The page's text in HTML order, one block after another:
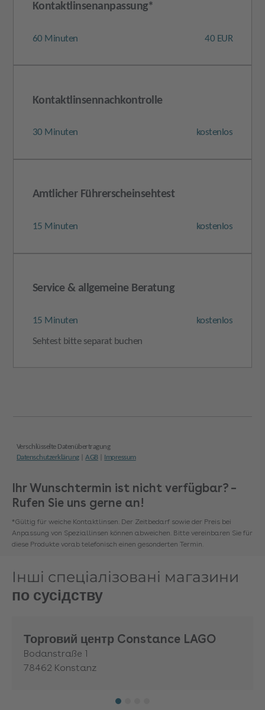
Ihr Wunschtermin ist nicht verfügbar? –
Rufen Sie uns gerne an!
*Gültig für weiche Kontaktlinsen. Der Zeitbedarf sowie der Preis bei
Anpassung von Speziallinsen können abweichen. Bitte vereinbaren Sie für
diese Produkte vorab telefonisch einen gesonderten Termin.
Інші спеціалізовані магазини
по сусідству
Торговий центр Constance LAGO
Bodanstraße 1
78462 Konstanz